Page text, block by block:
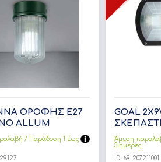
ΟΡΟΦΗΣ Ε27
ALLUM
/ Παράδoση 1 έως
GOAL
Άμεση
3 ημέρες
ID: 69-207211001